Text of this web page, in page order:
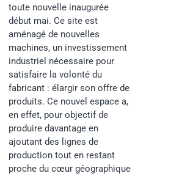
toute nouvelle inaugurée
début mai. Ce site est
aménagé de nouvelles
machines, un investissement
industriel nécessaire pour
satisfaire la volonté du
fabricant : élargir son offre de
produits. Ce nouvel espace a,
en effet, pour objectif de
produire davantage en
ajoutant des lignes de
production tout en restant
proche du cœur géographique